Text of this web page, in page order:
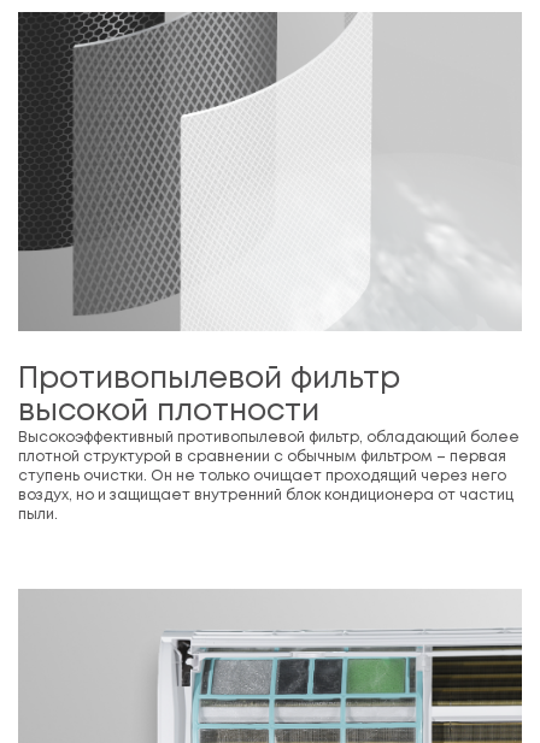
Противопылевой фильтр
высокой плотности
Высокоэффективный противопылевой фильтр, обладающий более
плотной структурой в сравнении с обычным фильтром – первая
ступень очистки. Он не только очищает проходящий через него
воздух, но и защищает внутренний блок кондиционера от частиц
пыли.